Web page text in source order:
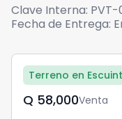
Clave Interna: PVT-
Fecha de Entrega:
Terreno en
Q	58,000Venta